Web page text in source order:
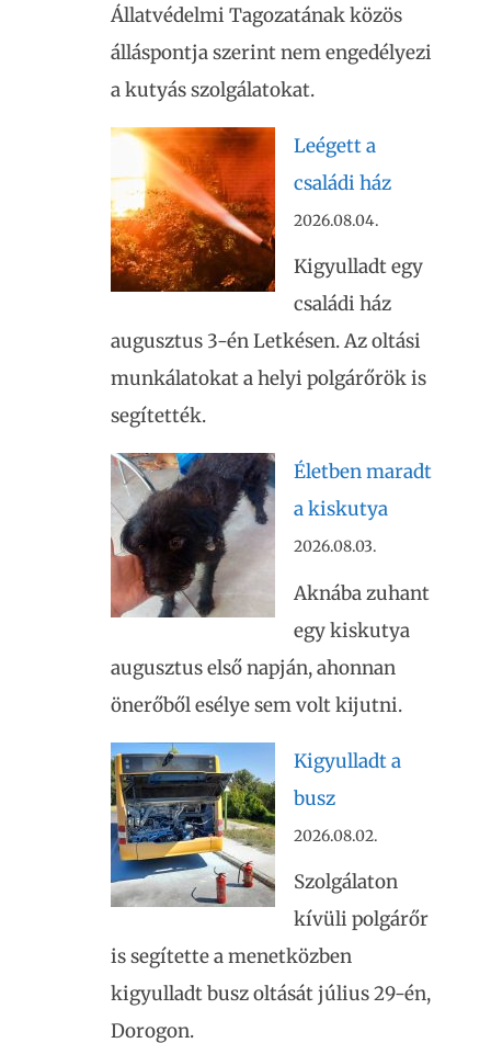
Állatvédelmi Tagozatának közös
álláspontja szerint nem engedélyezi
a kutyás szolgálatokat.
Leégett a
családi ház
2026.08.04.
Kigyulladt egy
családi ház
augusztus 3-én Letkésen. Az oltási
munkálatokat a helyi polgárőrök is
segítették.
Életben maradt
a kiskutya
2026.08.03.
Aknába zuhant
egy kiskutya
augusztus első napján, ahonnan
önerőből esélye sem volt kijutni.
Kigyulladt a
busz
2026.08.02.
Szolgálaton
kívüli polgárőr
is segítette a menetközben
kigyulladt busz oltását július 29-én,
Dorogon.